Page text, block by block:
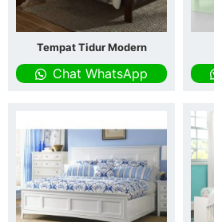
Tempat Tidur Modern
Chat WhatsApp